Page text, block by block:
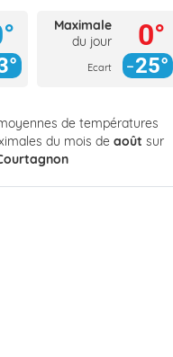
Maximale
du jour
Ecart
0°
25°
de températures
du mois de août sur